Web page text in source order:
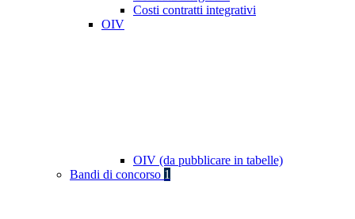
Costi contratti integrativi
OIV
OIV (da pubblicare in tabelle)
Bandi di concorso 1